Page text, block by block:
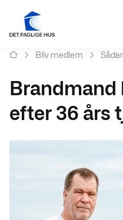
Bliv medlem
efter 36 års